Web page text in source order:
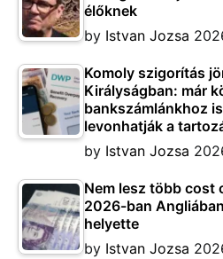
élőknek
by Istvan Jozsa
Komoly szigorítás
Királyságban: már
bankszámlánkhoz
levonhatják a
by Istvan Jozsa
Nem lesz több cost
2026-ban
helyette
by Istvan Jozsa